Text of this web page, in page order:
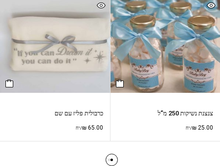
צנצנת נשיקות 250 מ”ל
₪ 25.00 /יח
כרבולית פליז עם שם
₪65.00 /יח